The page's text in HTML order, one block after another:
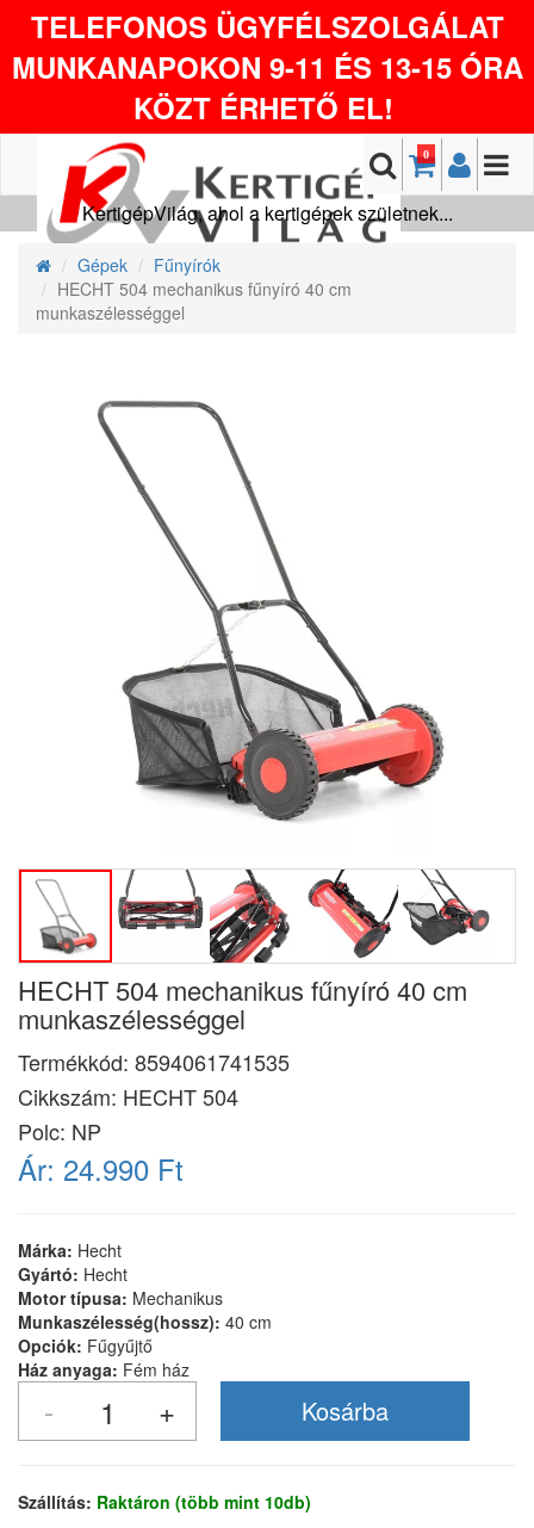
TELEFONOS ÜGYFÉLSZOLGÁLAT
MUNKANAPOKON 9-11 ÉS 13-15 ÓRA
KÖZT ÉRHETŐ EL!
0
KertigépVilág, ahol a kertigépek születnek...
Gépek
Fűnyírók
HECHT 504 mechanikus fűnyíró 40 cm
munkaszélességgel
HECHT 504 mechanikus fűnyíró 40 cm
munkaszélességgel
Termékkód: 8594061741535
Cikkszám: HECHT 504
Polc: NP
Ár: 24.990 Ft
Márka: Hecht
Gyártó: Hecht
Motor típusa: Mechanikus
Munkaszélesség(hossz): 40 cm
Opciók: Fűgyűjtő
Ház anyaga: Fém ház
Szállítás: Raktáron (több mint 10db)